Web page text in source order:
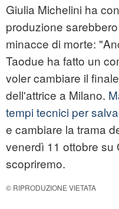
Giulia Michelini ha
produzione
minacce di morte:
Taodue ha fatto un
voler cambiare il
dell'attrice a Milano.
tempi tecnici per
e cambiare la trama
venerdì 11 ottobre su
scopriremo.
© RIPRODUZIONE VIETATA